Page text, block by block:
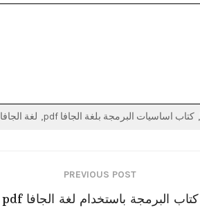
كتاب اساسيات البرمجة بلغة الجافا pdf لغة الجافا pdf
PREVIOUS POST
كتاب البرمجة باستخدام لغة الجافا pdf